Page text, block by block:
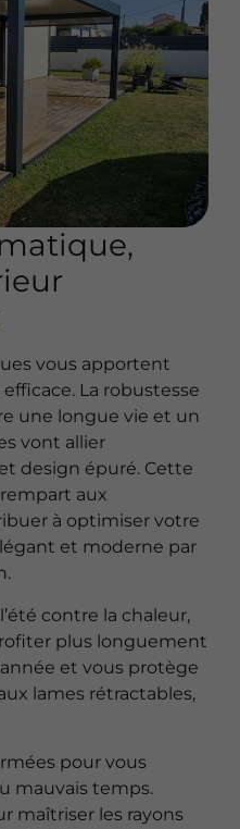
vous apportent
La robustesse
une longue vie et un
vont allier
design épuré. Cette
aux
à optimiser votre
et moderne par
contre la chaleur,
plus longuement
et vous protège
lames rétractables,
pour vous
mauvais temps.
maîtriser les rayons